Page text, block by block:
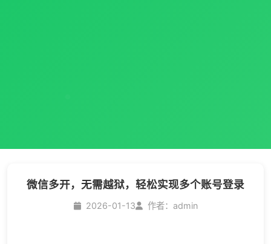
微信多开，无需越狱，轻松实现多个账号登录
2026-01-13 作者：admin